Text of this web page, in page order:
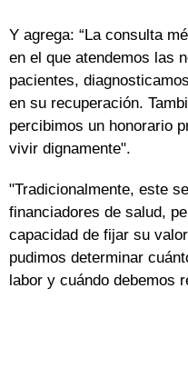
Y agrega: “La consulta
en el que atendemos las
pacientes,
en su recuperación.
percibimos un honorario
vivir dignamente".
"Tradicionalmente, este
financiadores de salud,
capacidad de fijar su
pudimos determinar
labor y cuándo debemos